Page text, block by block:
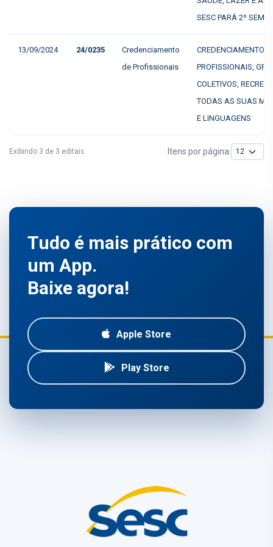
SESC PARÁ 2º
13/09/2024 24/0235
Credenciamento
de Profissionais
CREDENCIAMENTO
PROFISSIONAIS,
COLETIVOS,
TODAS AS SUAS
E LINGUAGENS
Exibindo 3 de 3 editais Itens por página:
Tudo é mais prático com
um App.
Baixe agora!
Apple Store
Play Store